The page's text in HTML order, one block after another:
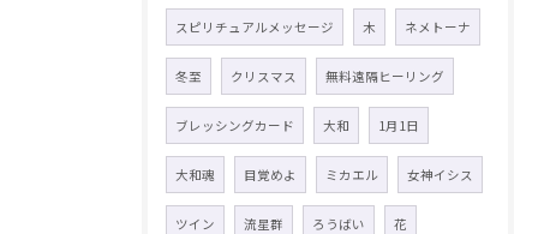
スピリチュアルメッセージ 木 ネメトーナ
冬至 クリスマス 無料遠隔ヒーリング
ブレッシングカード 大和 1月1日
大和魂 目覚めよ ミカエル 女神イシス
ツイン 流星群 ろうばい 花